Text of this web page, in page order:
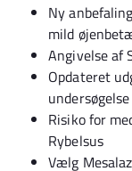
Ny
mild
Angivelse af
Opdateret
Risiko for
Rybelsus
Vælg